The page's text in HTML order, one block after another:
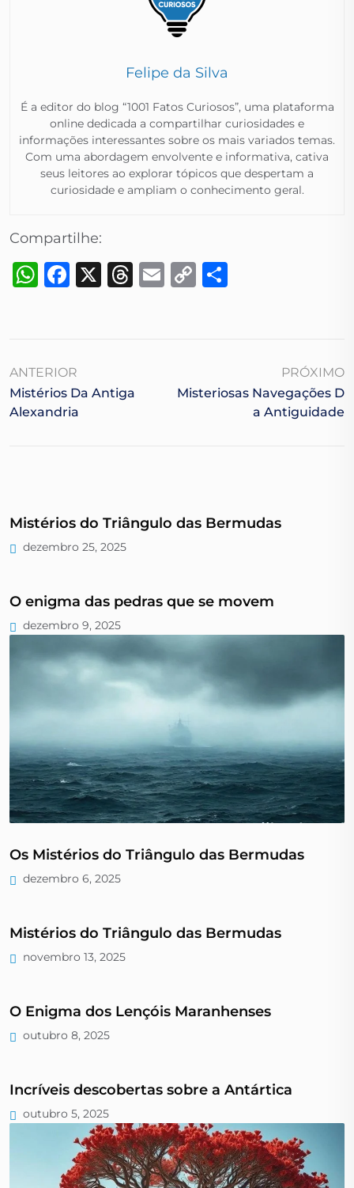
Felipe da Silva
É a editor do blog “1001 Fatos Curiosos”, uma plataforma
online dedicada a compartilhar curiosidades e
informações interessantes sobre os mais variados temas.
Com uma abordagem envolvente e informativa, cativa
seus leitores ao explorar tópicos que despertam a
curiosidade e ampliam o conhecimento geral.​
Compartilhe:
WhatsApp
Facebook
X Threads
Email
Copy
ANTERIOR
Mistérios Da Antiga
Alexandria
PRÓXIMO
Misteriosas Navegações D
A Antiguidade
Mistérios do Triângulo das Bermudas
dezembro 25, 2025
O enigma das pedras que se movem
dezembro 9, 2025
Os Mistérios do Triângulo das Bermudas
dezembro 6, 2025
Mistérios do Triângulo das Bermudas
novembro 13, 2025
O Enigma dos Lençóis Maranhenses
outubro 8, 2025
Incríveis descobertas sobre a Antártica
outubro 5, 2025